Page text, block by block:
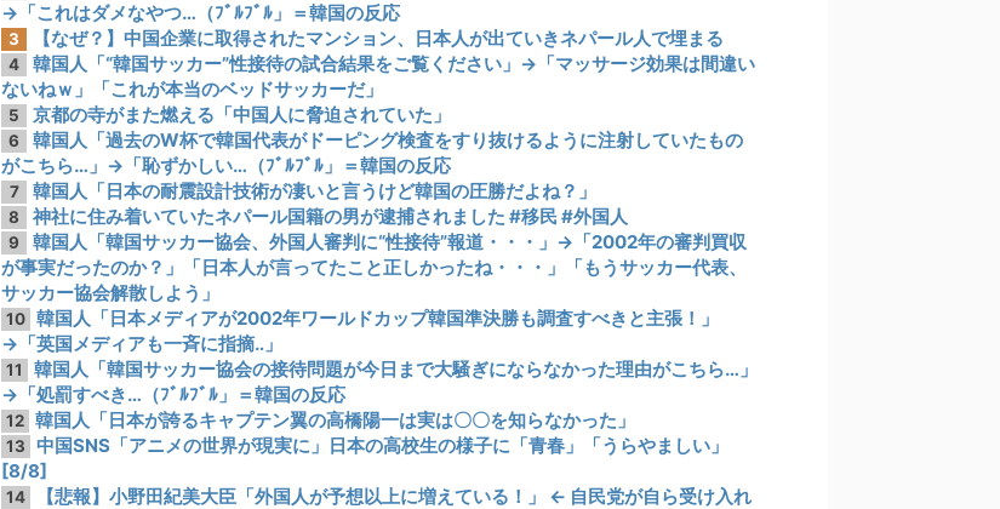
→「これはダメなやつ…（ﾌﾞﾙﾌﾞﾙ」＝韓国の反応
3 【なぜ？】中国企業に取得されたマンション、日本人が出ていきネパール人で埋まる
4
韓国人「“韓国サッカー”性接待の試合結果をご覧ください」→「マッサージ効果は間違い
ないねｗ」「これが本当のベッドサッカーだ」
5 京都の寺がまた燃える「中国人に脅迫されていた」
6
韓国人「過去のW杯で韓国代表がドーピング検査をすり抜けるように注射していたもの
がこちら…」→「恥ずかしい…（ﾌﾞﾙﾌﾞﾙ」＝韓国の反応
7 韓国人「日本の耐震設計技術が凄いと言うけど韓国の圧勝だよね？」
8 神社に住み着いていたネパール国籍の男が逮捕されました #移民 #外国人
9
韓国人「韓国サッカー協会、外国人審判に“性接待”報道・・・」→「2002年の審判買収
が事実だったのか？」「日本人が言ってたこと正しかったね・・・」「もうサッカー代表、
サッカー協会解散しよう」
10 韓国人「日本メディアが2002年ワールドカップ韓国準決勝も調査すべきと主張！」
→「英国メディアも一斉に指摘‥」
11
韓国人「韓国サッカー協会の接待問題が今日まで大騒ぎにならなかった理由がこちら…」
→「処罰すべき…（ﾌﾞﾙﾌﾞﾙ」＝韓国の反応
12 韓国人「日本が誇るキャプテン翼の高橋陽一は実は〇〇を知らなかった」
13
中国SNS「アニメの世界が現実に」日本の高校生の様子に「青春」「うらやましい」
[8/8]
14
【悲報】小野田紀美大臣「外国人が予想以上に増えている！」 ← 自民党が自ら受け入れ